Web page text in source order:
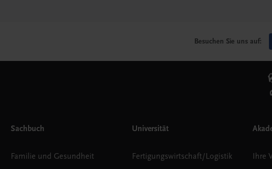
Besuchen Sie uns auf:
Sachbuch
Familie und Gesundheit
Universität
Fertigungswirtschaft/Logistik
Ihre